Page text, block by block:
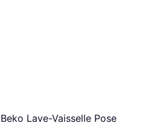
Beko Lave-Vaisselle Pose